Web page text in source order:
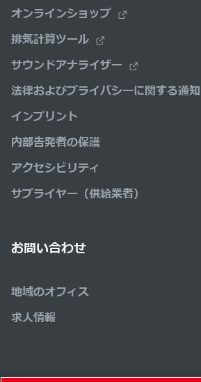
オンラインショップ
排気計算ツール
サウンドアナライザー
法律およびプライバシーに関する通知
インプリント
内部告発者の保護
アクセシビリティ
サプライヤー（供給業者）
お問い合わせ
地域のオフィス
求人情報